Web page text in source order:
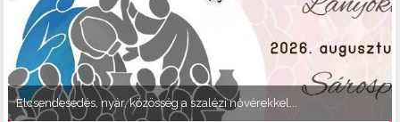
Elcsendesedés, nyár, közösség a szalézi nővérekkel...